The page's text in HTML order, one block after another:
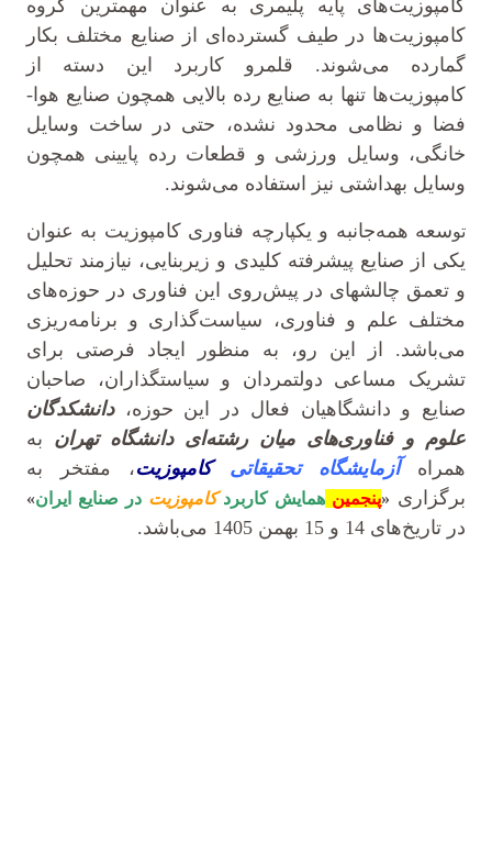
کامپوزیت‌های پایه پلیمری به عنوان مهمترین گروه
کامپوزیت‌ها در طیف گسترده‌ای از صنایع مختلف بکار
گمارده می‌شوند. قلمرو کاربرد این دسته از
کامپوزیت‌ها تنها به صنایع رده بالایی همچون صنایع هوا-
فضا و نظامی محدود نشده، حتی در ساخت وسایل
خانگی، وسایل ورزشی و قطعات رده پایینی همچون
وسایل بهداشتی نیز استفاده می‌شوند.
توسعه همه‌جانبه و یکپارچه فناوری کامپوزیت به عنوان
یکی از صنایع پیشرفته کلیدی و زیربنایی، نیازمند تحلیل
و تعمق چالشهای در پیش‌روی این فناوری در حوزه‌های
مختلف علم و فناوری، سیاست‌گذاری و برنامه‌ریزی
می‌باشد. از این رو، به منظور ایجاد فرصتی برای
تشریک مساعی دولتمردان و سیاستگذاران، صاحبان
صنایع و دانشگاهیان فعال در این حوزه،دانشکدگان
علوم و فناوری‌های میان رشته‌ای دانشگاه تهران به
همراهآزمایشگاه تحقیقاتی کامپوزیت، مفتخر به
برگزاری «پنجمین همایش کاربردکامپوزیت در صنایع ایران»
در تاریخ‌های 14 و 15 بهمن 1405 می‌باشد.